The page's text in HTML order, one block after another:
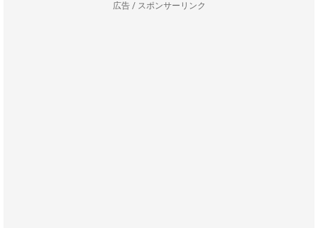
広告 / スポンサーリンク